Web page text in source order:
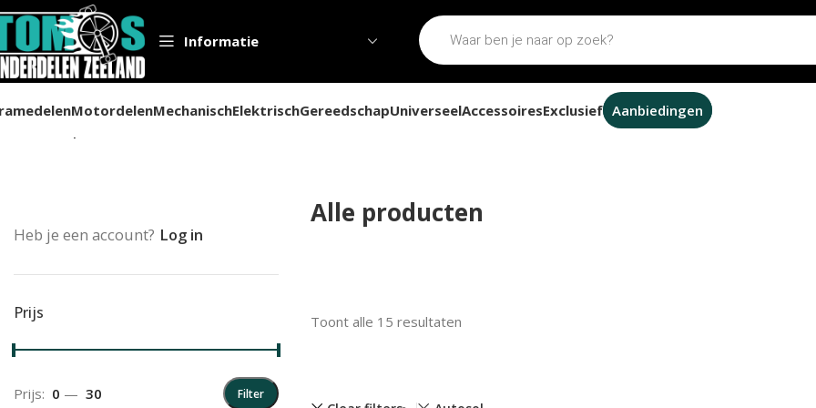
Informatie
MotordelenMechanischElektrischGereedschapUniverseelAccessoiresExclusief Aanbiedingen
Heb je een account? Log in
Prijs
Filter
Prijs: 0 — 30
Alle producten
Toont alle 15 resultaten